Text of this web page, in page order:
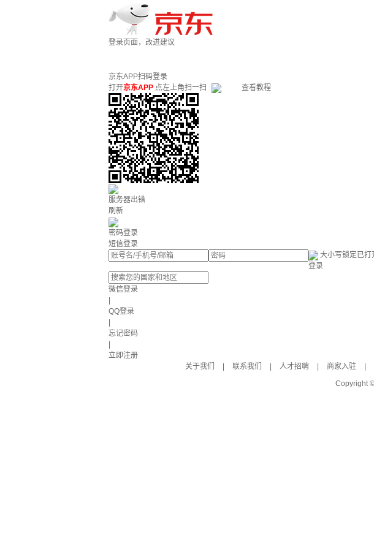
登录页面，改进建议
京东APP扫码登录
打开京东APP 点左上角扫一扫 查看教程
服务器出错
刷新
密码登录
短信登录
大小写锁定已打
登录
微信登录
QQ登录
忘记密码
立即注册
关于我们
联系我们 人才招聘 商家入驻
Copyright